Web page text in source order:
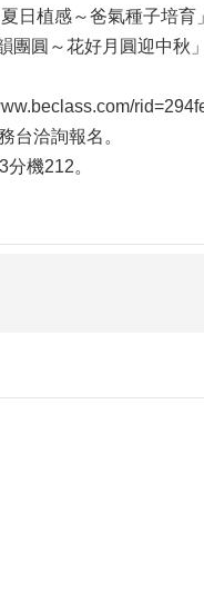
植感～爸氣種子培育
圓～花好月圓迎中秋
台洽詢報名。
機212。